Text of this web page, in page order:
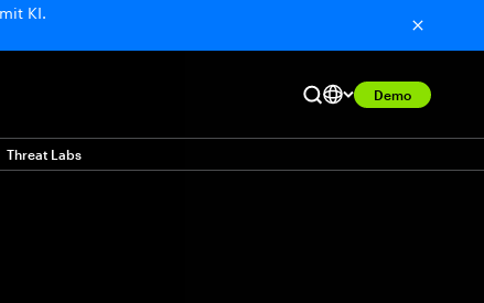
KI.
Demo
Threat Labs